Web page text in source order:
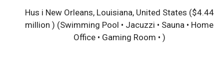
Hus i New Orleans, Louisiana, United States ($4.44
million ) (Swimming Pool • Jacuzzi • Sauna • Home
Office • Gaming Room • )